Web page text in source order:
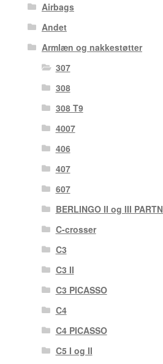
Airbags
Andet
Armlæn og nakkestøtter
307
308
308 T9
4007
406
407
607
BERLINGO II og III
C-crosser
C3
C3 II
C3 PICASSO
C4
C4 PICASSO
C5 I og II